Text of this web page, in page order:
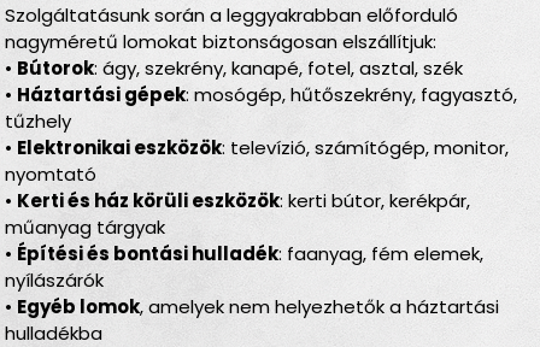
Szolgáltatásunk során a leggyakrabban előforduló
nagyméretű lomokat biztonságosan elszállítjuk:
• Bútorok: ágy, szekrény, kanapé, fotel, asztal, szék
• Háztartási gépek: mosógép, hűtőszekrény, fagyasztó,
tűzhely
• Elektronikai eszközök: televízió, számítógép, monitor,
nyomtató
• Kerti és ház körüli eszközök: kerti bútor, kerékpár,
műanyag tárgyak
• Építési és bontási hulladék: faanyag, fém elemek,
nyílászárók
• Egyéb lomok, amelyek nem helyezhetők a háztartási
hulladékba